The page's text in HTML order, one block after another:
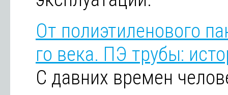
От полиэтиленового
го века. ПЭ трубы:
С давних времен